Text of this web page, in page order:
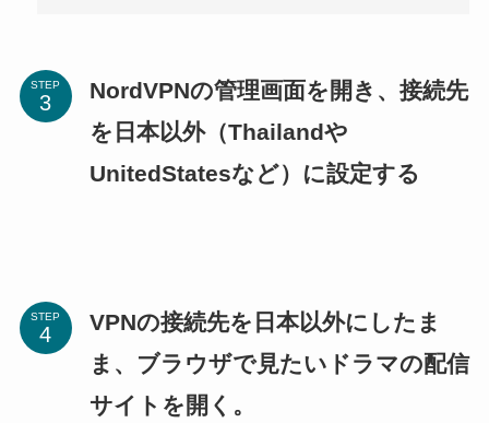
STEP
NordVPNの管理画面を開き、接続先
を日本以外（Thailandや
UnitedStatesなど）に設定する
STEP
VPNの接続先を日本以外にしたま
ま、ブラウザで見たいドラマの配信
サイトを開く。